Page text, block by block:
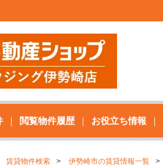
閲覧物件履歴 お役立ち情報
賃貸物件検索 伊勢崎市の賃貸情報一覧